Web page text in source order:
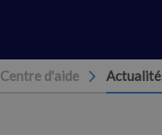
Centre d'aide